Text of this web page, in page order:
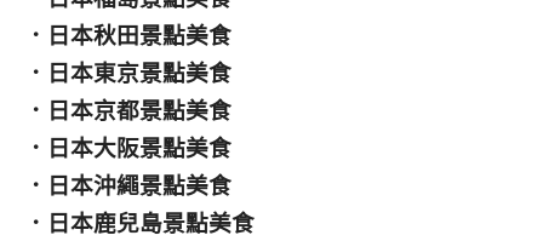
． 日本秋田景點美食
． 日本東京景點美食
． 日本京都景點美食
． 日本大阪景點美食
． 日本沖繩景點美食
． 日本鹿兒島景點美食